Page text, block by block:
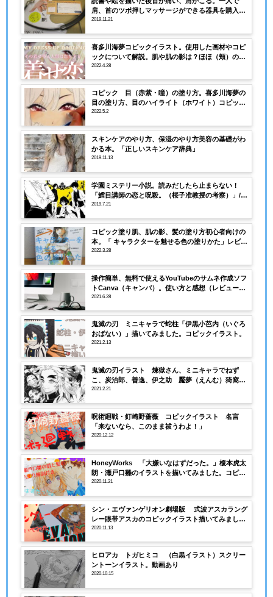
肩、首のツボ押しマッサージができる器具を購入し
てみました。
2019.11.21
喜多川海夢コピックイラスト。使用した画材やコピ
ックについて解説。肌や肌の影は？ほほ（頬）の赤
みは？塗り方解説。
2022.4.28
コピック 目（赤紫・瞳）の塗り方。喜多川海夢の
目の塗り方、目のハイライト（ホワイト）コピック
番号（色）解説。
2022.5.2
スキンケアのやり方、保湿のやり方美容の基礎がわ
かる本。「正しいスキンケア辞典」
2019.11.13
学園ミステリー小説。読みだしたら止まらない！
「鱈目講師の恋と呪殺。（桜子准教授の考察）」/望
月諒子
2019.7.21
コピック塗り肌、肌の影、髪の塗り方初心者向けの
本。「 キャラクターを魅せる色の塗りかた」レビュ
ーと本の内容
2022.3.28
操作簡単、無料で使えるYouTubeのサムネ作成ソフ
トCanva（キャンバ）。使い方と感想（レビュー評
価）。
2021.6.28
鬼滅の刃 ミニキャラで蛇柱「伊黒小芭内（いぐろ
おばない）」描いてみました。コピックイラスト。
2021.2.13
鬼滅の刃イラスト 煉獄さん、ミニキャラでねず
こ、炭治郎、善逸、伊之助 魘夢（えんむ）猗窩座
(あかざ)を描いてみました。
2021.2.21
呪術廻戦・釘崎野薔薇 コピックイラスト 名言
「来ないなら、このまま祓うわよ！」
2020.12.12
HoneyWorks 「大嫌いなはずだった。」榎本虎太
朗・瀬戸口雛のイラストを描いてみました。コピッ
クで肌、髪の塗り方解説。動画あり
2020.11.21
シン・エヴァンゲリオン劇場版 式波アスカラング
レー眼帯アスカのコピックイラスト描いてみまし
た。
2020.11.13
ヒロアカ トガヒミコ （白黒イラスト）スクリー
ントーンイラスト。動画あり
2020.10.15